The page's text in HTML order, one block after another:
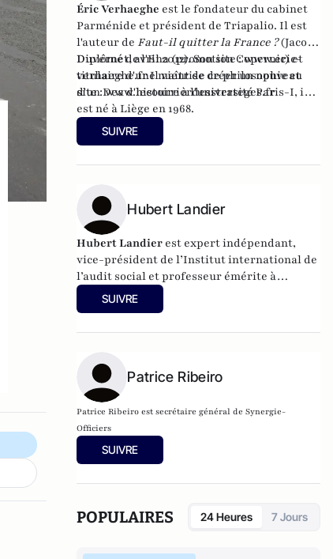
Éric Verhaeghe est le fondateur du cabinet
Parménide et président deTriapalio. Il est
l'auteur de Faut-il quitter la France ?(Jacob-
Duvernet, avril 2012). Son site :www.eric-
verhaeghe.frIl vient de créer un nouveau
site :www.lecourrierdesstrateges.fr
Diplômé de l'Ena (promotion Copernic) et
titulaire d'une maîtrise de philosophie et
d'un Dea d'histoire à l'université Paris-I, il
est né à Liège en 1968.
SUIVRE
Hubert Landier
Hubert Landier est expert indépendant,
vice-président de l’Institut international de
l’audit social et professeur émérite à
l’Académie du travail et de relations sociales
(Moscou).
SUIVRE
Patrice Ribeiro
Patrice Ribeiro est secrétaire général de Synergie-
Officiers
SUIVRE
POPULAIRES 24 Heures 7 Jours